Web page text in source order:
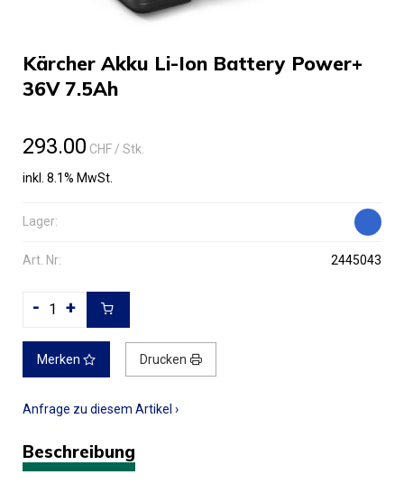
Kärcher Akku Li-Ion Battery Power+
36V 7.5Ah
293.00 CHF/ Stk.
inkl. 8.1% MwSt.
Lager:
Art. Nr: 2445043
- +
Merken Drucken
Anfrage zu diesem Artikel ›
Beschreibung